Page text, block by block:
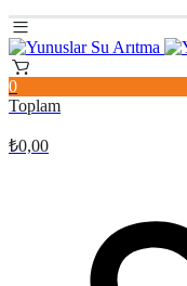
0
Toplam
₺0,00